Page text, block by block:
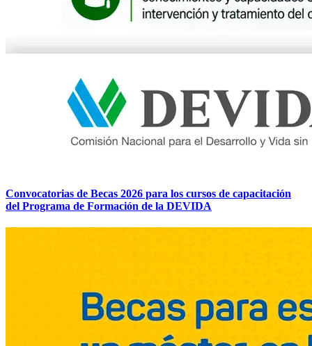
Convocatorias de Becas 2026 para los cursos de capacitación
del Programa de Formación de la DEVIDA